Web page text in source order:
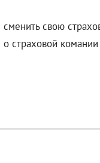
свою
страховой